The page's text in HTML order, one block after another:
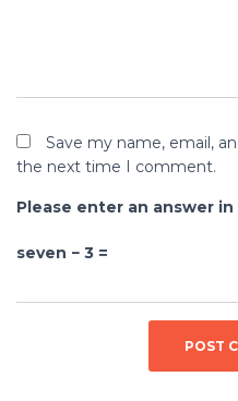
Save my name, email,
the next time I comment.
Please enter an answer
seven − 3 =